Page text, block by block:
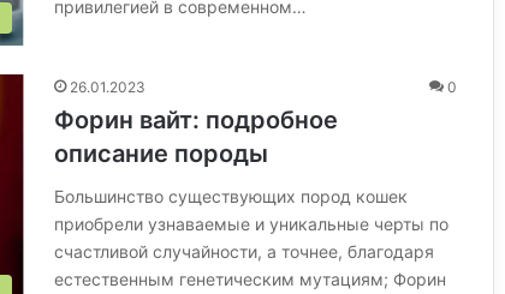
привилегией в современном…
26.01.2023 0
Форин вайт: подробное
описание породы
Большинство существующих пород кошек
приобрели узнаваемые и уникальные черты по
счастливой случайности, а точнее, благодаря
естественным генетическим мутациям; Форин